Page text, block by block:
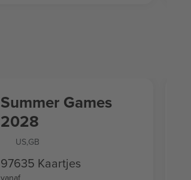
Summer Games
2028
US,GB
97635 Kaartjes
vanaf